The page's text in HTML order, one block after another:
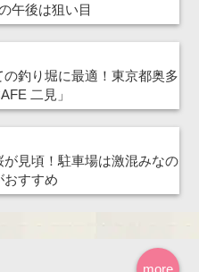
午後は狙い目
釣り堀に最適！東京都奥多
二見」
が見頃！駐車場は激混みなの
おすすめ